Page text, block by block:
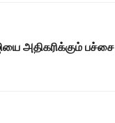
அதிகரிக்கும் பச்சை